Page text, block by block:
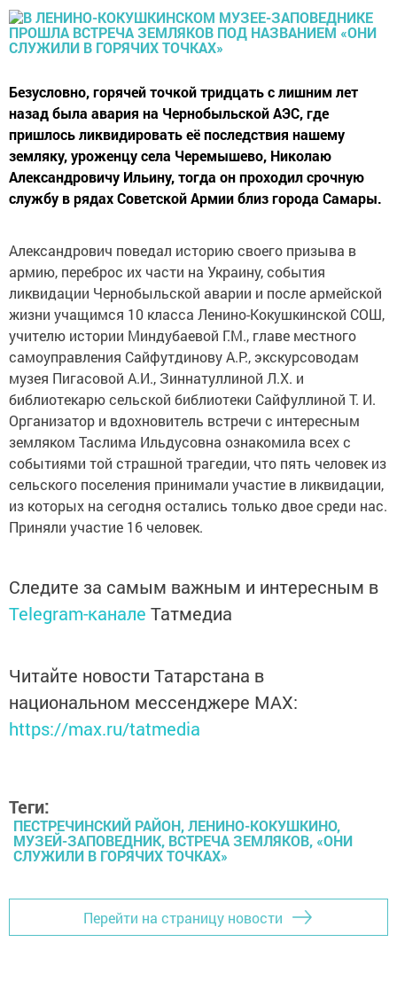
Безусловно, горячей точкой тридцать с лишним лет
назад была авария на Чернобыльской АЭС, где
пришлось ликвидировать её последствия нашему
земляку, уроженцу села Черемышево, Николаю
Александровичу Ильину, тогда он проходил срочную
службу в рядах Советской Армии близ города Самары.
Александрович поведал историю своего призыва в
армию, переброс их части на Украину, события
ликвидации Чернобыльской аварии и после армейской
жизни учащимся 10 класса Ленино-Кокушкинской СОШ,
учителю истории Миндубаевой Г.М., главе местного
самоуправления Сайфутдинову А.Р., экскурсоводам
музея Пигасовой А.И., Зиннатуллиной Л.Х. и
библиотекарю сельской библиотеки Сайфуллиной Т. И.
Организатор и вдохновитель встречи с интересным
земляком Таслима Ильдусовна ознакомила всех с
событиями той страшной трагедии, что пять человек из
сельского поселения принимали участие в ликвидации,
из которых на сегодня остались только двое среди нас.
Приняли участие 16 человек.
Следите за самым важным и интересным в
Telegram-канале Татмедиа
Читайте новости Татарстана в
национальном мессенджере MАХ:
https://max.ru/tatmedia
Теги:
ПЕСТРЕЧИНСКИЙ РАЙОН, ЛЕНИНО-КОКУШКИНО,
МУЗЕЙ-ЗАПОВЕДНИК, ВСТРЕЧА ЗЕМЛЯКОВ, «ОНИ
СЛУЖИЛИ В ГОРЯЧИХ ТОЧКАХ»
Перейти на страницу новости